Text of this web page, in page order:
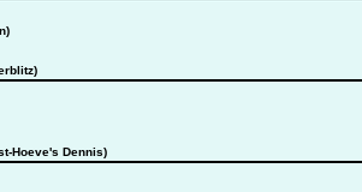
Hoeve's Dennis)